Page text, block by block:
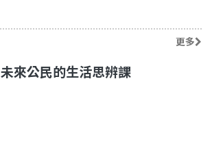
更多
未來公民的生活思辨課